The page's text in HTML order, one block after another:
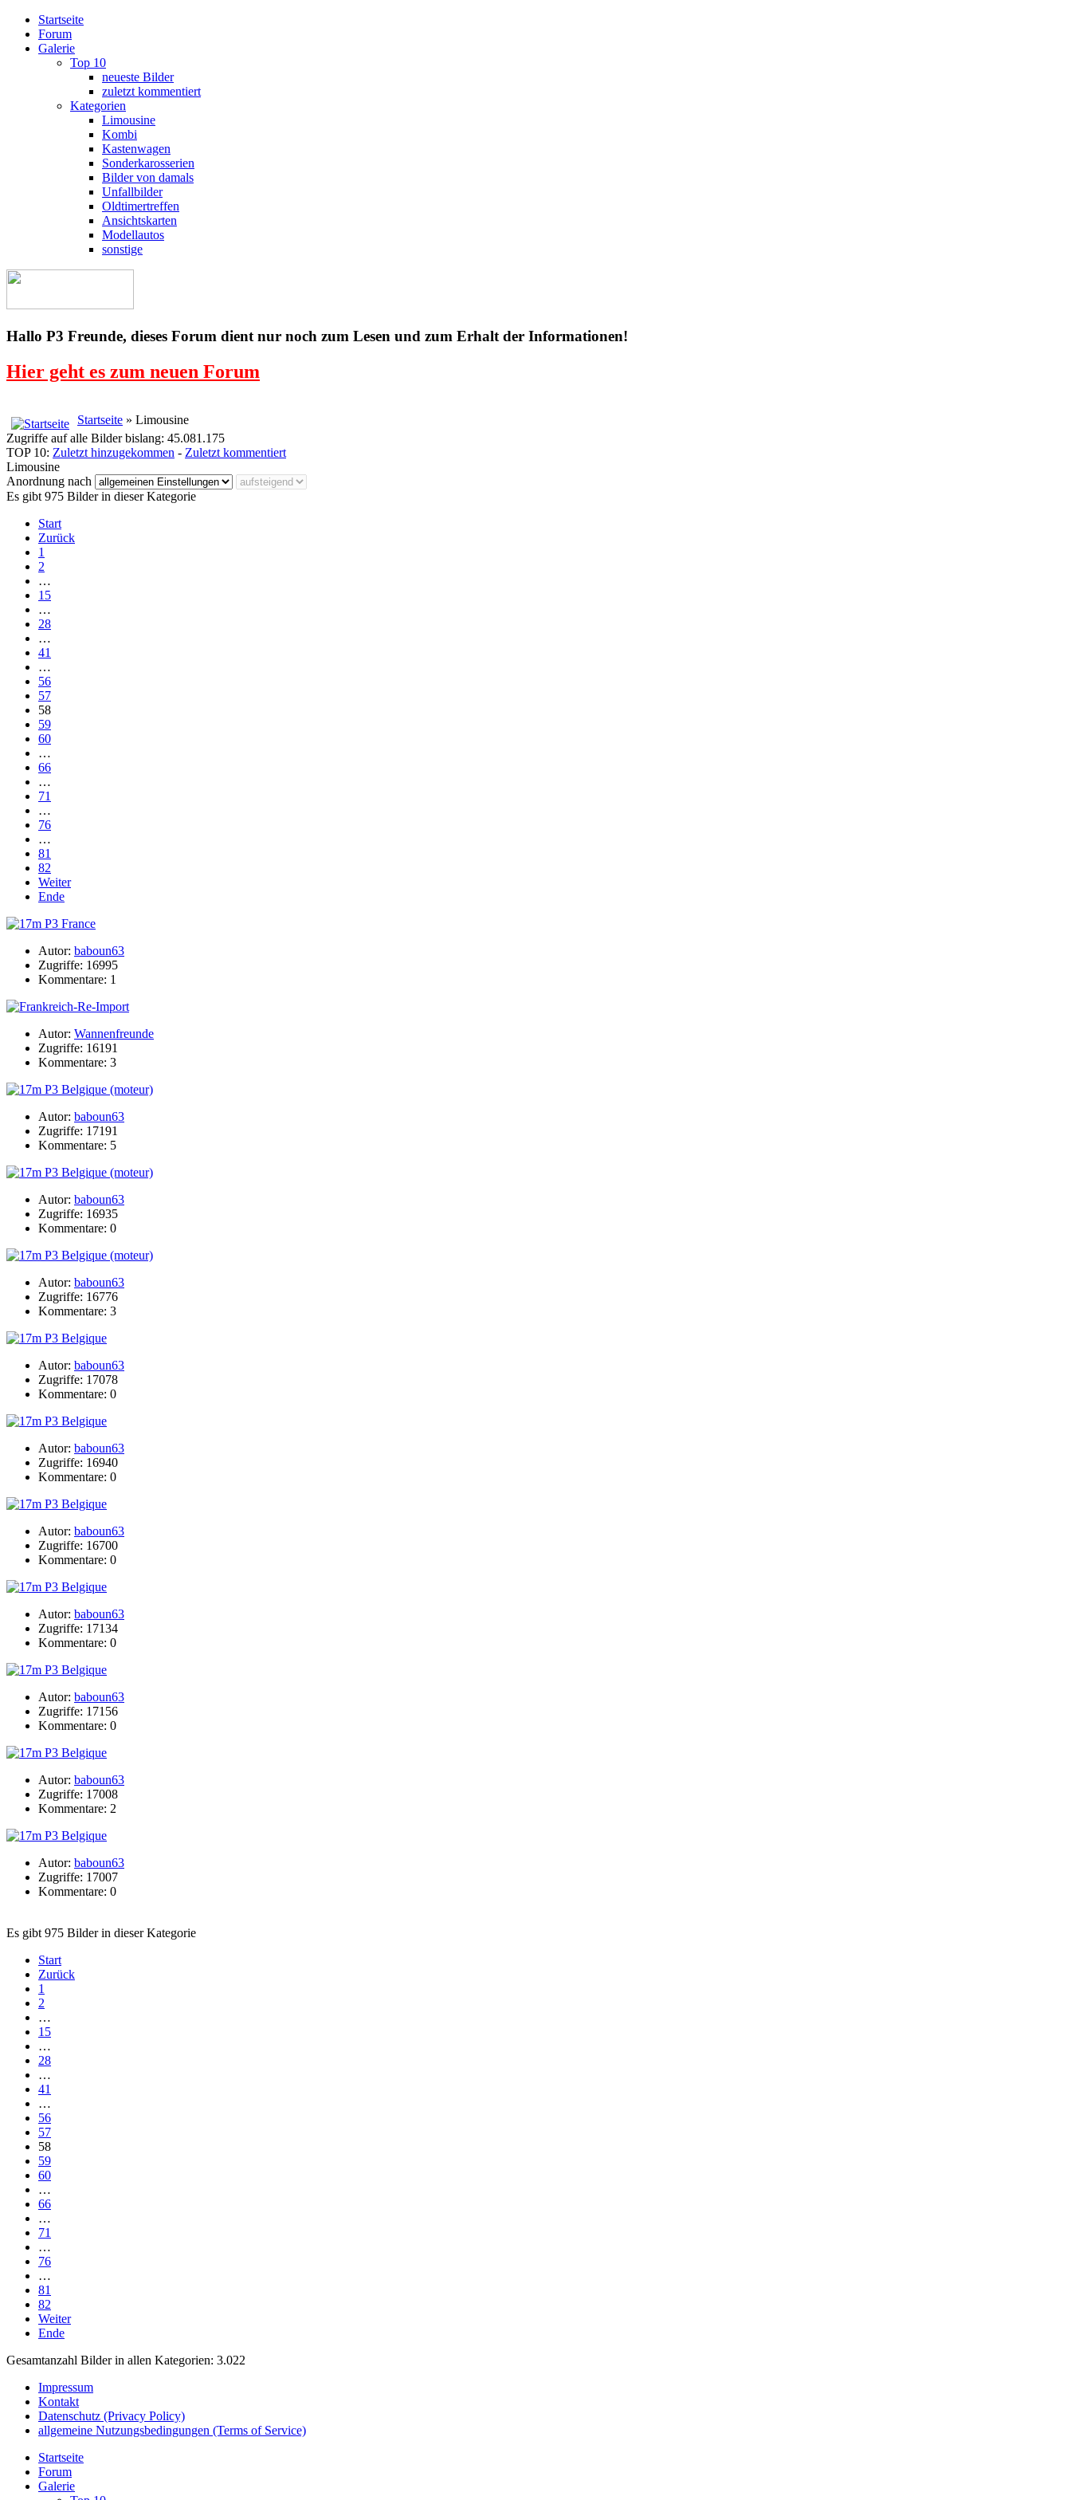
Startseite
Forum
Galerie
Top 10
neueste Bilder
zuletzt kommentiert
Kategorien
Limousine
Kombi
Kastenwagen
Sonderkarosserien
Bilder von damals
Unfallbilder
Oldtimertreffen
Ansichtskarten
Modellautos
sonstige
Hallo P3 Freunde, dieses Forum dient nur noch zum Lesen und zum Erhalt der Informationen!
Hier geht es zum neuen Forum
Startseite » Limousine
Zugriffe auf alle Bilder bislang: 45.081.175
TOP 10: Zuletzt hinzugekommen - Zuletzt kommentiert
Limousine
Anordnung nach
Es gibt 975 Bilder in dieser Kategorie
Start
Zurück
1
2
…
15
…
28
…
41
…
56
57
58
59
60
…
66
…
71
…
76
…
81
82
Weiter
Ende
Autor: baboun63
Zugriffe: 16995
Kommentare: 1
Autor: Wannenfreunde
Zugriffe: 16191
Kommentare: 3
Autor: baboun63
Zugriffe: 17191
Kommentare: 5
Autor: baboun63
Zugriffe: 16935
Kommentare: 0
Autor: baboun63
Zugriffe: 16776
Kommentare: 3
Autor: baboun63
Zugriffe: 17078
Kommentare: 0
Autor: baboun63
Zugriffe: 16940
Kommentare: 0
Autor: baboun63
Zugriffe: 16700
Kommentare: 0
Autor: baboun63
Zugriffe: 17134
Kommentare: 0
Autor: baboun63
Zugriffe: 17156
Kommentare: 0
Autor: baboun63
Zugriffe: 17008
Kommentare: 2
Autor: baboun63
Zugriffe: 17007
Kommentare: 0
Es gibt 975 Bilder in dieser Kategorie
Start
Zurück
1
2
…
15
…
28
…
41
…
56
57
58
59
60
…
66
…
71
…
76
…
81
82
Weiter
Ende
Gesamtanzahl Bilder in allen Kategorien: 3.022
Impressum
Kontakt
Datenschutz (Privacy Policy)
allgemeine Nutzungsbedingungen (Terms of Service)
Startseite
Forum
Galerie